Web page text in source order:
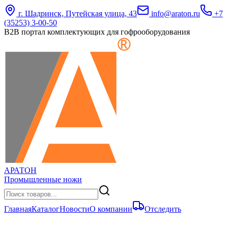
г. Шадринск, Путейская улица, 43 info@araton.ru
+7
(35253) 3-00-50
B2B портал комплектующих для гофрооборудования
АРАТОН
Промышленные ножи
ГлавнаяКаталогНовостиО компании Отследить